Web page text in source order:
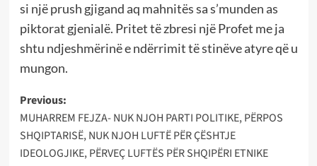
si një prush gjigand aq mahnitës sa s’munden as
piktorat gjenialë. Pritet të zbresi një Profet me ja
shtu ndjeshmërinë e ndërrimit të stinëve atyre që u
mungon.
Post
navigation
Previous:
MUHARREM FEJZA- NUK NJOH PARTI POLITIKE, PËRPOS
SHQIPTARISË, NUK NJOH LUFTË PËR ÇËSHTJE
IDEOLOGJIKE, PËRVEÇ LUFTËS PËR SHQIPËRI ETNIKE